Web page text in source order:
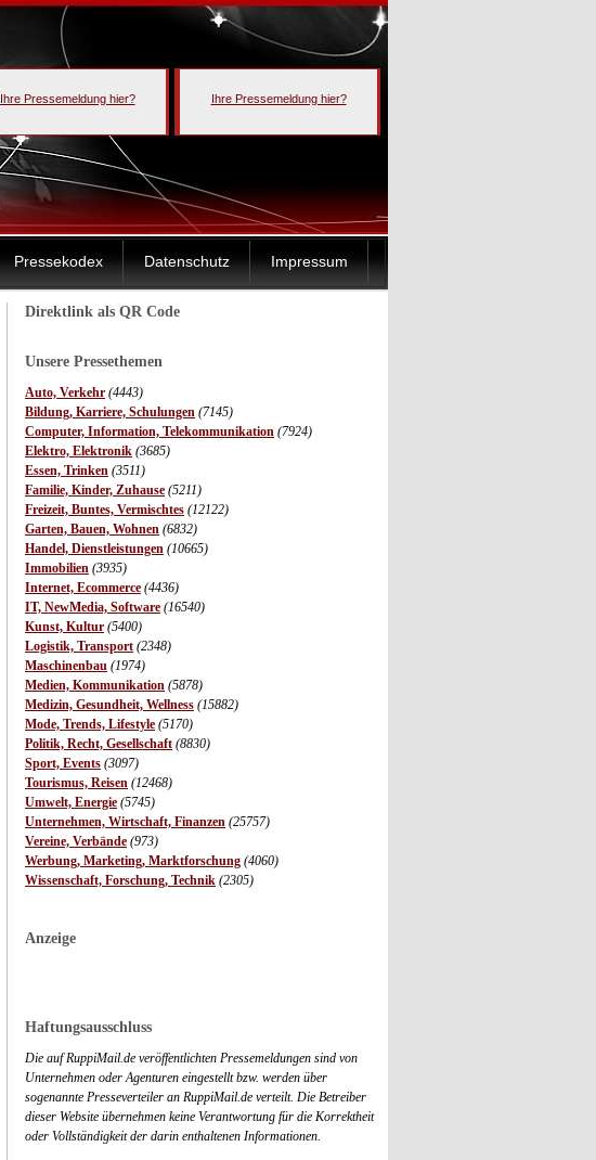
Ihre Pressemeldung hier? Ihre Pressemeldung hier?
Pressekodex Datenschutz Impressum
Direktlink als QR Code
Unsere Pressethemen
Auto, Verkehr (4443)
Bildung, Karriere, Schulungen (7145)
Computer, Information, Telekommunikation (7924)
Elektro, Elektronik (3685)
Essen, Trinken (3511)
Familie, Kinder, Zuhause (5211)
Freizeit, Buntes, Vermischtes (12122)
Garten, Bauen, Wohnen (6832)
Handel, Dienstleistungen (10665)
Immobilien (3935)
Internet, Ecommerce (4436)
IT, NewMedia, Software (16540)
Kunst, Kultur (5400)
Logistik, Transport (2348)
Maschinenbau (1974)
Medien, Kommunikation (5878)
Medizin, Gesundheit, Wellness (15882)
Mode, Trends, Lifestyle (5170)
Politik, Recht, Gesellschaft (8830)
Sport, Events (3097)
Tourismus, Reisen (12468)
Umwelt, Energie (5745)
Unternehmen, Wirtschaft, Finanzen (25757)
Vereine, Verbände (973)
Werbung, Marketing, Marktforschung (4060)
Wissenschaft, Forschung, Technik (2305)
Anzeige
Haftungsausschluss
Die auf RuppiMail.de veröffentlichten Pressemeldungen sind von
Unternehmen oder Agenturen eingestellt bzw. werden über
sogenannte Presseverteiler an RuppiMail.de verteilt. Die Betreiber
dieser Website übernehmen keine Verantwortung für die Korrektheit
oder Vollständigkeit der darin enthaltenen Informationen.